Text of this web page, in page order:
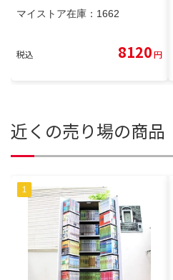
マイストア在庫： 1662
税込 8120円
近くの売り場の商品